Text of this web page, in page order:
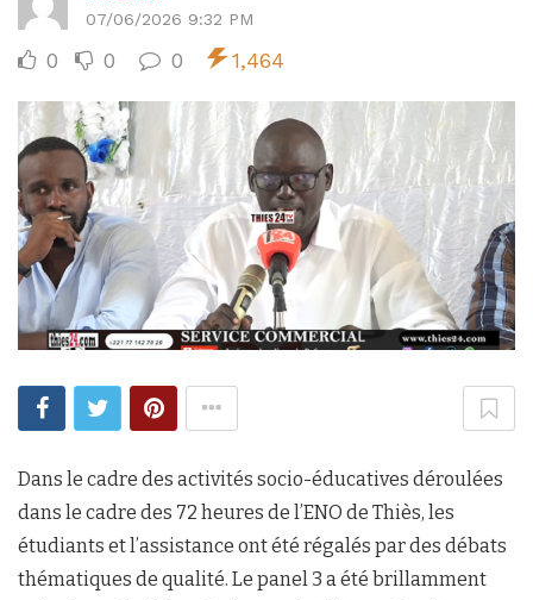
07/06/2026 9:32 PM
0 0 0 1,464
Dans le cadre des activités socio-éducatives déroulées
dans le cadre des 72 heures de l’ENO de Thiès, les
étudiants et l’assistance ont été régalés par des débats
thématiques de qualité. Le panel 3 a été brillamment